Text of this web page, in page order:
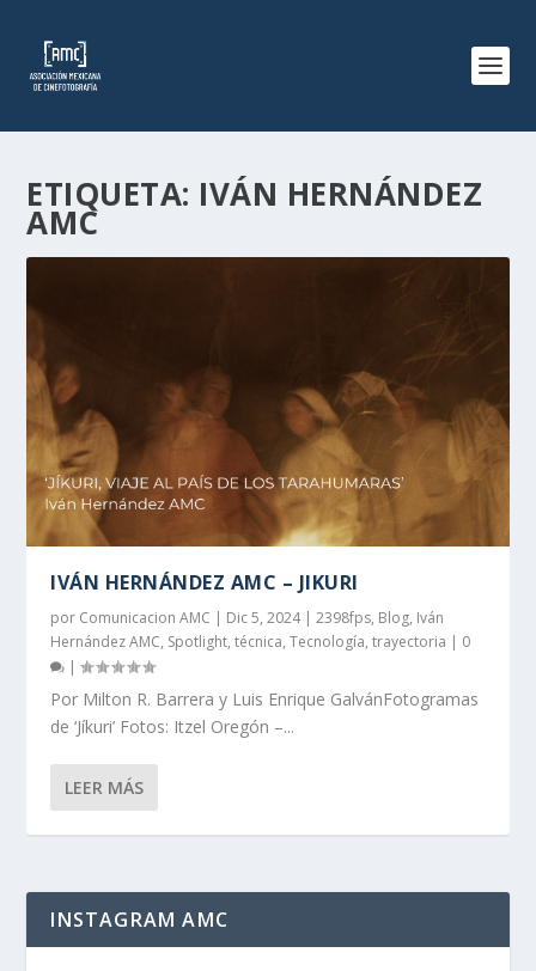
ETIQUETA: IVÁN HERNÁNDEZ
AMC
IVÁN HERNÁNDEZ AMC – JIKURI
por Comunicacion AMC | Dic 5, 2024|2398fps, Blog, Iván
Hernández AMC, Spotlight,técnica,Tecnología,trayectoria | 0
|
Por Milton R. Barrera y Luis Enrique GalvánFotogramas
de ‘Jíkuri’ Fotos: Itzel Oregón –...
LEER MÁS
INSTAGRAM AMC